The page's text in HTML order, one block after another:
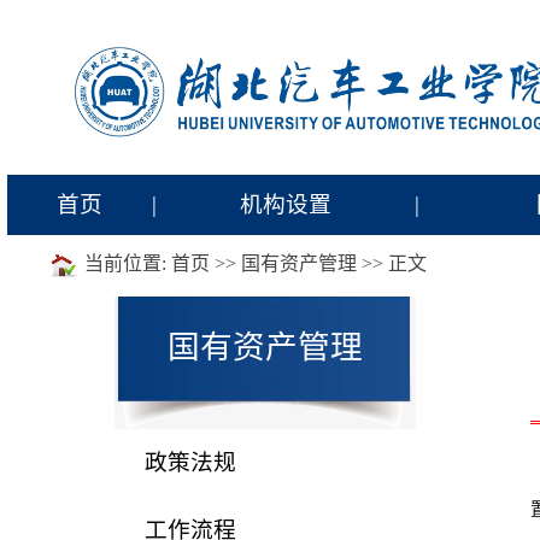
首页 | 机构设置 |
当前位置: 首页 >> 国有资产管理 >> 正文
国有资产管理
政策法规
工作流程